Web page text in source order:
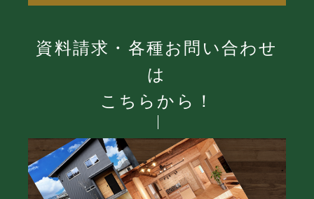
資料請求・各種お問い合わせ
は
こちらから！